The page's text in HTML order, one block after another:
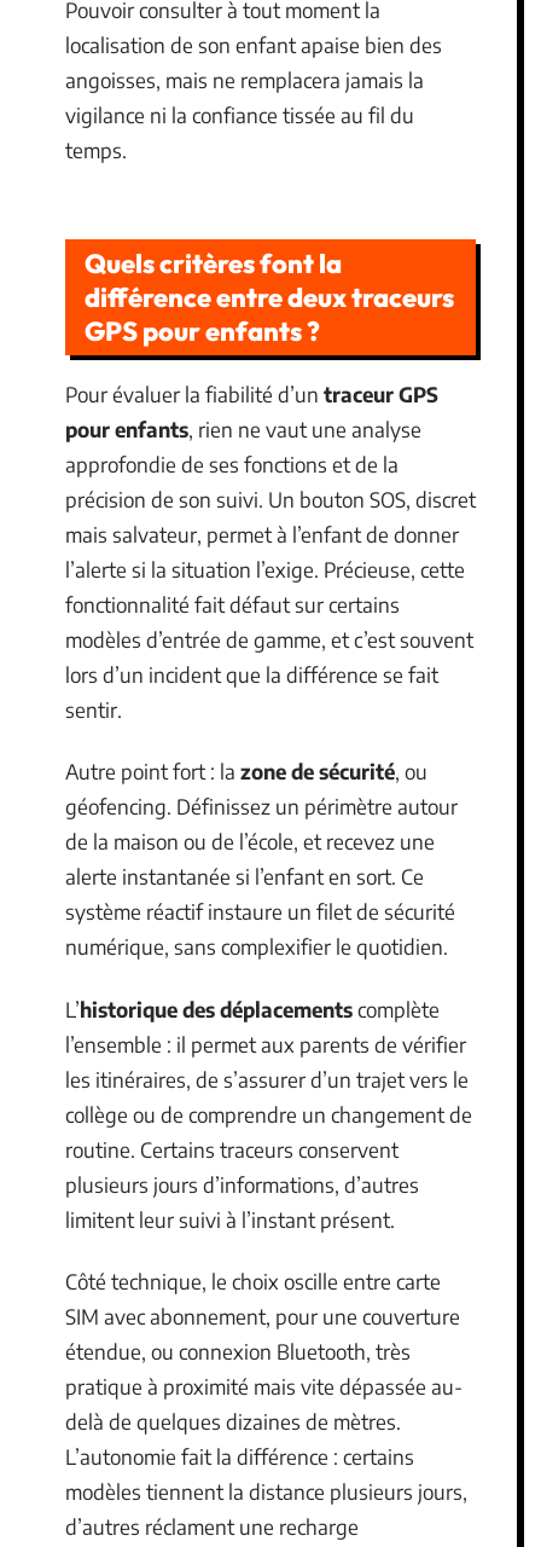
Pouvoir consulter à tout moment la
localisation de son enfant apaise bien des
angoisses, mais ne remplacera jamais la
vigilance ni la confiance tissée au fil du
temps.
Quels critères font la
différence entre deux traceurs
GPS pour enfants ?
Pour évaluer la fiabilité d’un traceur GPS
pour enfants, rien ne vaut une analyse
approfondie de ses fonctions et de la
précision de son suivi. Un bouton SOS, discret
mais salvateur, permet à l’enfant de donner
l’alerte si la situation l’exige. Précieuse, cette
fonctionnalité fait défaut sur certains
modèles d’entrée de gamme, et c’est souvent
lors d’un incident que la différence se fait
sentir.
Autre point fort : la zone de sécurité, ou
géofencing. Définissez un périmètre autour
de la maison ou de l’école, et recevez une
alerte instantanée si l’enfant en sort. Ce
système réactif instaure un filet de sécurité
numérique, sans complexifier le quotidien.
L’historique des déplacementscomplète
l’ensemble : il permet aux parents de vérifier
les itinéraires, de s’assurer d’un trajet vers le
collège ou de comprendre un changement de
routine. Certains traceurs conservent
plusieurs jours d’informations, d’autres
limitent leur suivi à l’instant présent.
Côté technique, le choix oscille entre carte
SIM avec abonnement, pour une couverture
étendue, ou connexion Bluetooth, très
pratique à proximité mais vite dépassée au-
delà de quelques dizaines de mètres.
L’autonomie fait la différence : certains
modèles tiennent la distance plusieurs jours,
d’autres réclament une recharge